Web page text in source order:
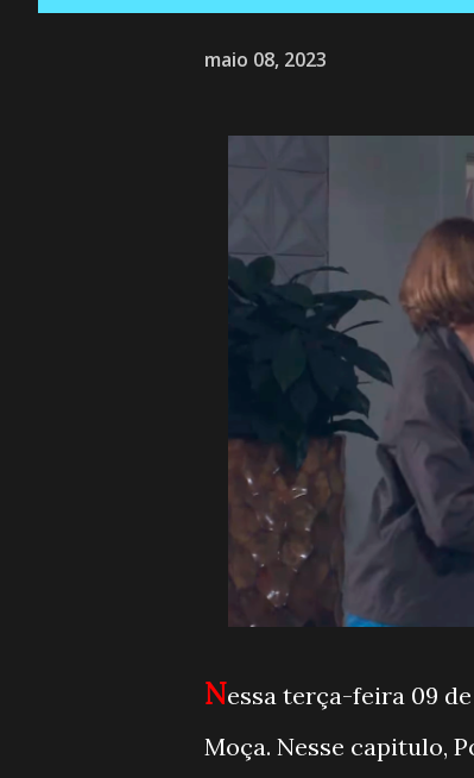
maio 08, 2023
Nessa terça-feira 09
Moça. Nesse capitulo,